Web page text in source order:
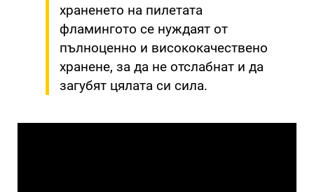
храненето на пилетата
фламингото се нуждаят от
пълноценно и висококачествено
хранене, за да не отслабнат и да
загубят цялата си сила.